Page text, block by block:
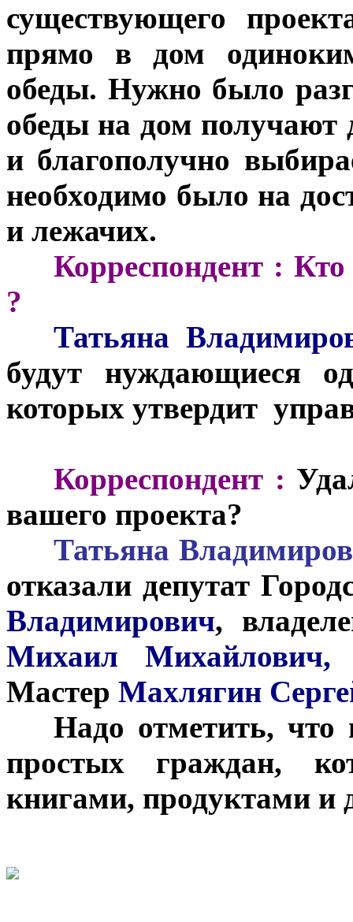
существующего
прямо в дом
обеды. Нужно было
обеды на дом получают
и благополучно
необходимо было на
и лежачих.
Корреспондент : Кто
?
Татьяна
будут нуждающиеся
которых утвердит
Корреспондент :
вашего проекта?
Татьяна
отказали депутат
Владимирович,
Михаил Михайлович,
Мастер Махлягин
Надо отметить, что
простых граждан,
книгами, продуктами и